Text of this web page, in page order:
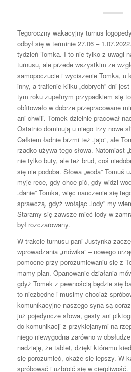
Tegoroczny wakacyjny turnus
odbył się w terminie 27.06 –
tydzień Tomka. I to nie tylko z uwagi
turnusu, ale przede wszystkim ze
samopoczucie i wyciszenie Tomka, u
inny, a trafienie kilku „dobrych” dni
tym roku zupełnym przypadkiem się
obfitowało w dobrze przepracowane
ani chwili. Tomek dzielnie pracował
Ostatnio dominują u niego trzy nowe
Całkiem ładnie brzmi też „jajo”, ale
rzadko używa tego słowa. Natomiast
nie tylko buty, ale też brud, coś
się nie podoba. Słowa „woda” Tomuś
myje ręce, gdy chce pić, gdy widzi
„danie” Tomka, więc nauczenie się
sprawczą, gdyż wołając „lody” my
Staramy się zawsze mieć lody w
był rozczarowany.
W trakcie turnusu pani Justynka
wprowadzania „mówika” – nowego
pomocne przy porozumiewaniu się z
mamy plan. Opanowanie działania
gdyż Tomek z pewnością będzie się
to niezbędne i musimy chociaż
komunikacyjne naszego syna są
już pojedyncze słowa, gesty ani
do komunikacji z przyklejanymi na
niego niewygodna zarówno w
nadzieję, że tablet, dzięki któremu
się porozumieć, okaże się lepszy. W
spróbować i uzbroić się w